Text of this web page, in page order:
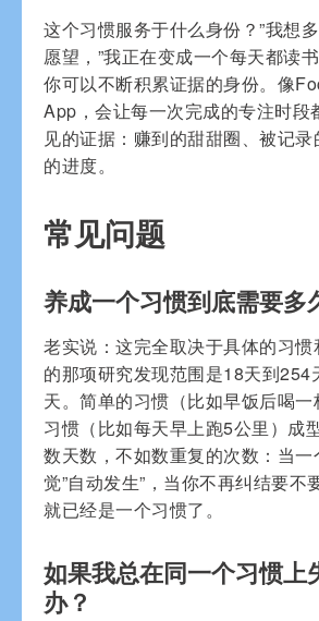
这个习惯服务于什么身份？”我想
愿望，”我正在变成一个每天都读
你可以不断积累证据的身份。像
App，会让每一次完成的专注时段
见的证据：赚到的甜甜圈、被记
的进度。
常见问题
养成一个习惯到底需要多
老实说：这完全取决于具体的习
的那项研究发现范围是18天到254
天。简单的习惯（比如早饭后喝
习惯（比如每天早上跑5公里）成
数天数，不如数重复的次数：当
觉”自动发生”，当你不再纠结要不
就已经是一个习惯了。
如果我总在同一个习惯上
办？